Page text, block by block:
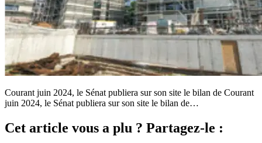
Courant juin 2024, le Sénat publiera sur son site le bilan de Courant
juin 2024, le Sénat publiera sur son site le bilan de…
Cet article vous a plu ? Partagez-le :